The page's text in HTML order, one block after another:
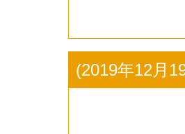
(2019年12月